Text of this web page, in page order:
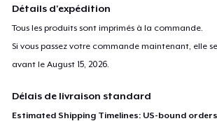
Détails d'expédition
Tous les produits sont imprimés à la commande.
Si vous passez votre commande maintenant, elle
avant leAugust 15, 2026.
Délais de livraison standard
Estimated Shipping Timelines: US-bound orders